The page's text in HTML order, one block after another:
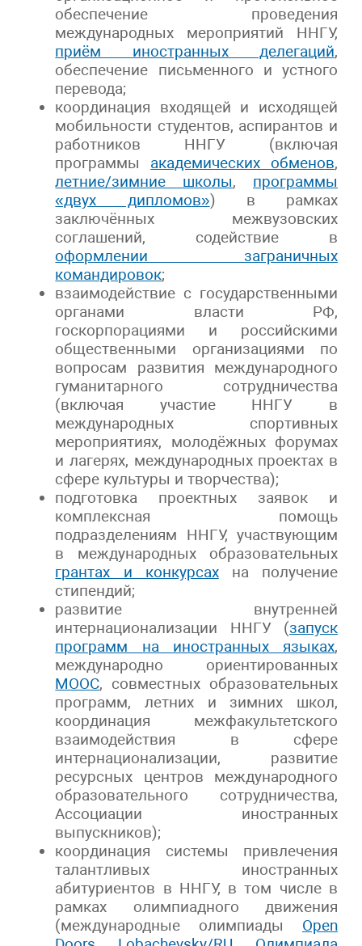
обеспечение проведения
международных мероприятий ННГУ,
приём иностранных делегаций,
обеспечение письменного и устного
перевода;
координация входящей и исходящей
мобильности студентов, аспирантов и
работников ННГУ (включая
программы академических обменов,
летние/зимние школы, программы
«двух дипломов») в рамках
заключённых межвузовских
соглашений, содействие в
оформлении заграничных
командировок;
взаимодействие с государственными
органами власти РФ,
госкорпорациями и российскими
общественными организациями по
вопросам развития международного
гуманитарного сотрудничества
(включая участие ННГУ в
международных спортивных
мероприятиях, молодёжных форумах
и лагерях, международных проектах в
сфере культуры и творчества);
подготовка проектных заявок и
комплексная помощь
подразделениям ННГУ, участвующим
в международных образовательных
грантах и конкурсахна получение
стипендий;
развитие внутренней
интернационализации ННГУ (запуск
программ на иностранных языках,
международно ориентированных
MOOC, совместных образовательных
программ, летних и зимних школ,
координация межфакультетского
взаимодействия в сфере
интернационализации, развитие
ресурсных центров международного
образовательного сотрудничества,
Ассоциации иностранных
выпускников);
координация системы привлечения
талантливых иностранных
абитуриентов в ННГУ, в том числе в
рамках олимпиадного движения
(международные олимпиады Open